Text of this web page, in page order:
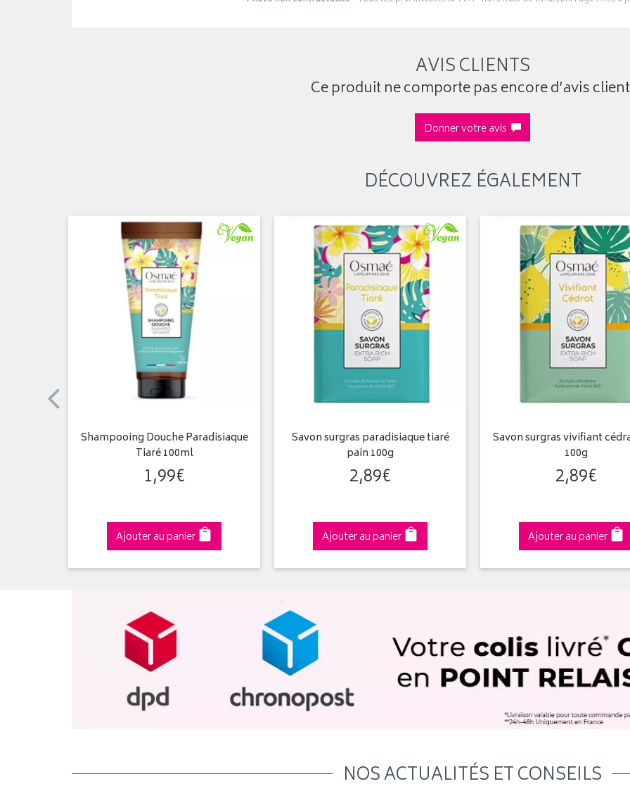
AVIS CLIENTS
Ce produit ne comporte pas encore d’avis
Donner votre avis
DÉCOUVREZ ÉGALEMENT
Shampooing Douche Paradisiaque
Tiaré 100ml
1,99€
Ajouter au panier
Savon surgras paradisiaque tiaré
pain 100g
2,89€
Ajouter au panier
Savon surgras vivifiant
100g
2,89€
Ajouter au panier
NOS ACTUALITÉS ET CONSEILS